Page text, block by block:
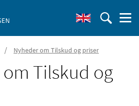
/ Nyheder om Tilskud og priser
Tilskud og